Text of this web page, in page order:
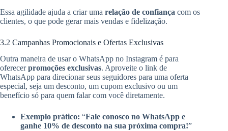
Essa agilidade ajuda a criar uma relação de confiança com os
clientes, o que pode gerar mais vendas e fidelização.
3.2 Campanhas Promocionais e Ofertas Exclusivas
Outra maneira de usar o WhatsApp no Instagram é para
oferecerpromoções exclusivas. Aproveite o link de
WhatsApp para direcionar seus seguidores para uma oferta
especial, seja um desconto, um cupom exclusivo ou um
benefício só para quem falar com você diretamente.
Exemplo prático: “Fale conosco no WhatsApp e
ganhe 10% de desconto na sua próxima compra!”